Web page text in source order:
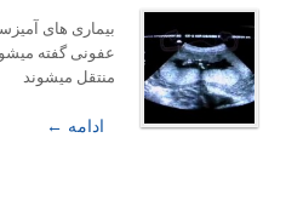
بیماری های
عفونی گفته
منتقل میشوند
ادامه ←